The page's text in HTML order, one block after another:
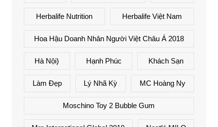
Herbalife Nutrition Herbalife Việt Nam
Hoa Hậu Doanh Nhân Người Việt Châu Á 2018
Hà Nội) Hạnh Phúc Khách Sạn
Làm Đẹp Lý Nhã Kỳ MC Hoàng Ny
Moschino Toy 2 Bubble Gum